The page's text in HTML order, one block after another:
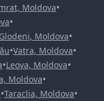
Moldova•
•
Glodeni, Moldova•
•Vatra, Moldova•
•Leova, Moldova•
Moldova•
•Taraclia, Moldova•